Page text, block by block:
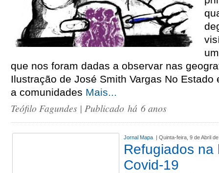
que nos foram dadas a observar nas
Ilustração de José Smith Vargas No
a comunidades Mais...
Teófilo Fagundes | Publicado há 6 anos
Jornal Mapa | Quinta-feira, 9 de Abril
Refugiados na
Covid-19